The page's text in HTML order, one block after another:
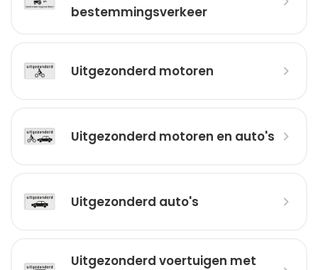
bestemmingsverkeer
Uitgezonderd motoren
Uitgezonderd motoren en auto's
Uitgezonderd auto's
Uitgezonderd voertuigen met